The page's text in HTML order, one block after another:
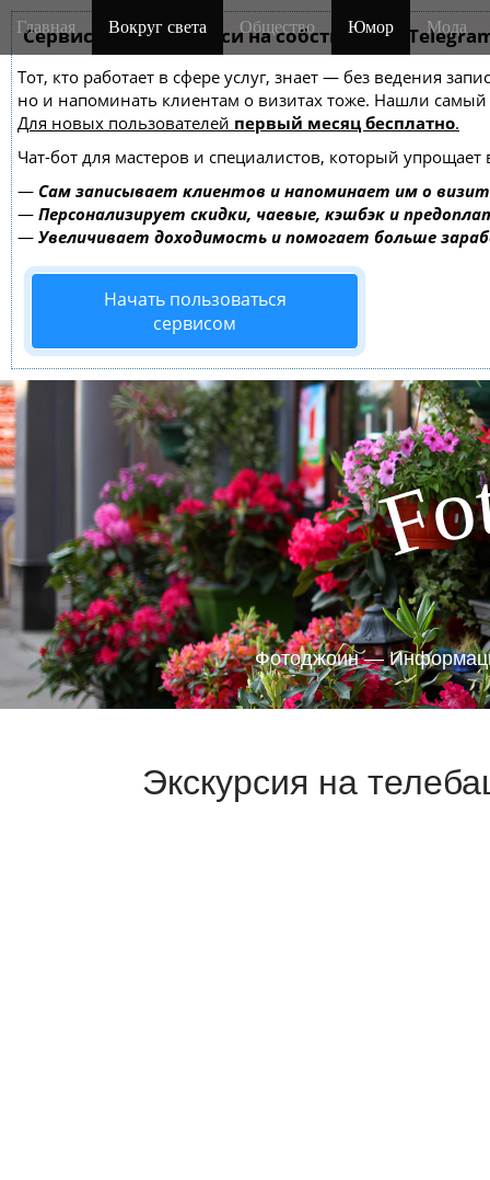
Сервис онлайн-записи на собственном
Тот, кто работает в сфере услуг, знает — без ведения
но и напоминать клиентам о визитах тоже. Нашли
Для новых пользователей первый месяц бесплатно.
Чат-бот для мастеров и специалистов, который упрощает
— Сам записывает клиентов и напоминает им о
— Персонализирует скидки, чаевые, кэшбэк и
— Увеличивает доходимость и помогает больше
Начать пользоваться
сервисом
M
a
n
m
e
n
u
i
Главная Вокруг света Общество Юмор Мода
Fo
Фотоджоин —
Экскурсия на